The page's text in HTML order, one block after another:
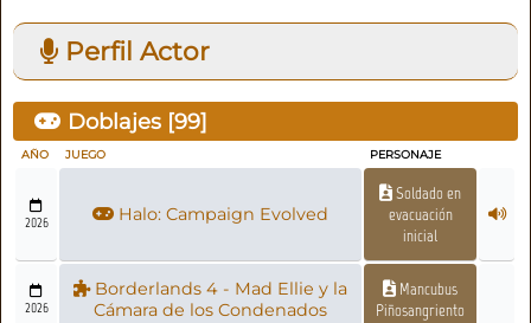
Perfil Actor
Doblajes [99]
AÑO JUEGO PERSONAJE
2026 Halo: Campaign Evolved
Soldado en
evacuación
inicial
2026
Borderlands 4 - Mad Ellie y la
Cámara de los Condenados
Mancubus
Piñosangriento